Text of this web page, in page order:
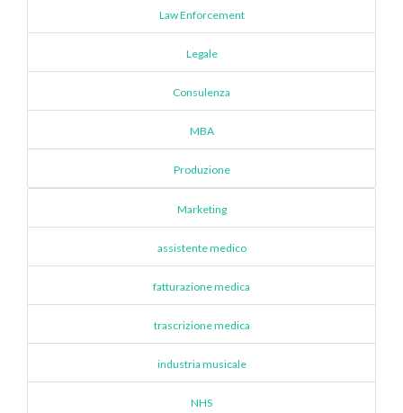
Law Enforcement
Legale
Consulenza
MBA
Produzione
Marketing
assistente medico
fatturazione medica
trascrizione medica
industria musicale
NHS